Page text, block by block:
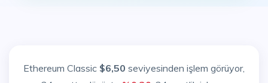
Ethereum Classic $6,50 seviyesinden işlem görüyor,